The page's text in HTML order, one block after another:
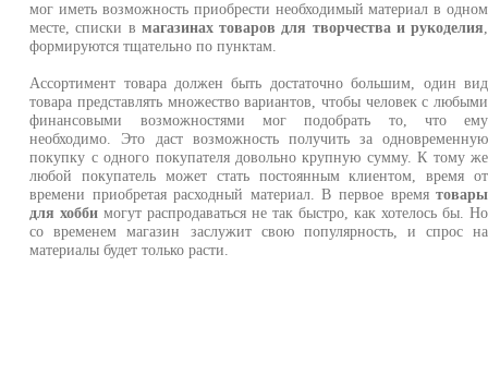
мог иметь возможность приобрести необходимый материал в одном
месте, списки в магазинах товаров для творчества и рукоделия,
формируются тщательно по пунктам.
Ассортимент товара должен быть достаточно большим, один вид
товара представлять множество вариантов, чтобы человек с любыми
финансовыми возможностями мог подобрать то, что ему
необходимо. Это даст возможность получить за одновременную
покупку с одного покупателя довольно крупную сумму. К тому же
любой покупатель может стать постоянным клиентом, время от
времени приобретая расходный материал. В первое времятовары
для хобби могут распродаваться не так быстро, как хотелось бы. Но
со временем магазин заслужит свою популярность, и спрос на
материалы будет только расти.